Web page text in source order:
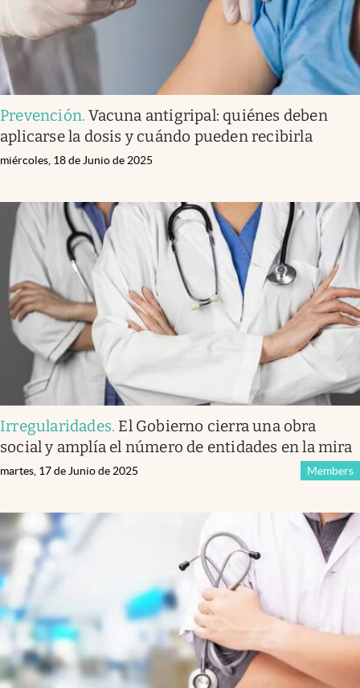
Prevención.Vacuna antigripal: quiénes deben
aplicarse la dosis y cuándo pueden recibirla
miércoles, 18 de Junio de 2025
Irregularidades. El Gobierno cierra una obra
social y amplía el número de entidades en la mira
Members
martes, 17 de Junio de 2025